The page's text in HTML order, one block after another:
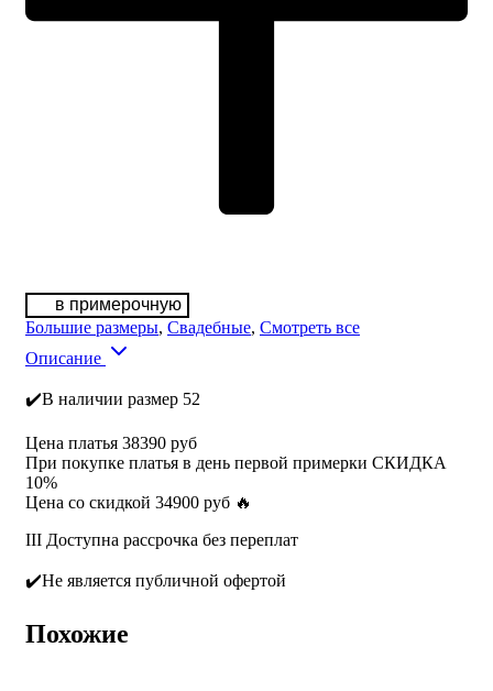
в примерочную
Большие размеры, Свадебные, Смотреть все
Описание
✔️В наличии размер 52
Цена платья 38390 руб
При покупке платья в день первой примерки СКИДКА
10%
Цена со скидкой 34900 руб 🔥
III Доступна рассрочка без переплат
✔️Не является публичной офертой
Похожие